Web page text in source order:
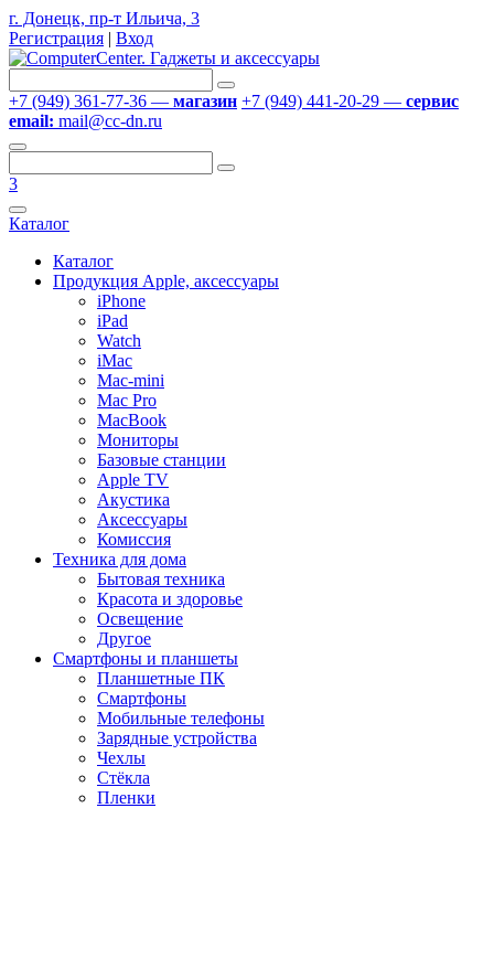
г. Донецк, пр-т Ильича, 3
Регистрация | Вход
+7 (949) 361-77-36 — магазин +7 (949) 441-20-29 — сервис
email: mail@cc-dn.ru
3
Каталог
Каталог
Продукция Apple, аксессуары
iPhone
iPad
Watch
iMac
Mac-mini
Mac Pro
MacBook
Мониторы
Базовые станции
Apple TV
Акустика
Аксессуары
Комиссия
Техника для дома
Бытовая техника
Красота и здоровье
Освещение
Другое
Смартфоны и планшеты
Планшетные ПК
Смартфоны
Мобильные телефоны
Зарядные устройства
Чехлы
Стёкла
Пленки